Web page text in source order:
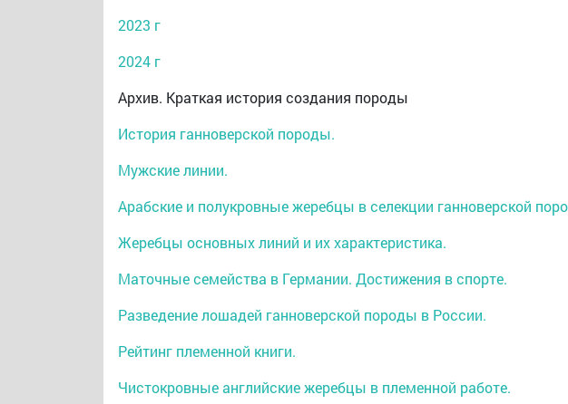
2023 г
2024 г
Архив. Краткая история создания породы
История ганноверской породы.
Мужские линии.
Арабские и полукровные жеребцы в селекции ганноверской
Жеребцы основных линий и их характеристика.
Маточные семейства в Германии. Достижения в спорте.
Разведение лошадей ганноверской породы в России.
Рейтинг племенной книги.
Чистокровные английские жеребцы в племенной работе.